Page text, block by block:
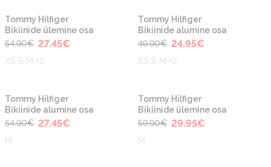
-50%
Tommy Hilfiger
Bikiinide ülemine osa
54.90€ 27.45€
XS S M +2
-50%
Tommy Hilfiger
Bikiinide alumine osa
49.90€ 24.95€
XS S M +2
-50%
Tommy Hilfiger
Bikiinide alumine osa
54.90€ 27.45€
M
-50%
Tommy Hilfiger
Bikiinide ülemine osa
59.90€ 29.95€
M